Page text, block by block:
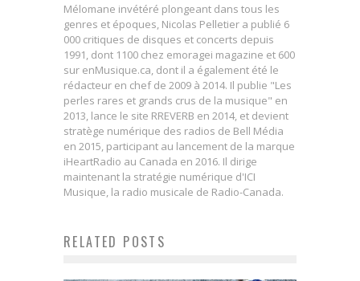
Mélomane invétéré plongeant dans tous les
genres et époques, Nicolas Pelletier a publié 6
000 critiques de disques et concerts depuis
1991, dont 1100 chez emoragei magazine et 600
sur enMusique.ca, dont il a également été le
rédacteur en chef de 2009 à 2014. Il publie "Les
perles rares et grands crus de la musique" en
2013, lance le site RREVERB en 2014, et devient
stratège numérique des radios de Bell Média
en 2015, participant au lancement de la marque
iHeartRadio au Canada en 2016. Il dirige
maintenant la stratégie numérique d'ICI
Musique, la radio musicale de Radio-Canada.
RELATED POSTS